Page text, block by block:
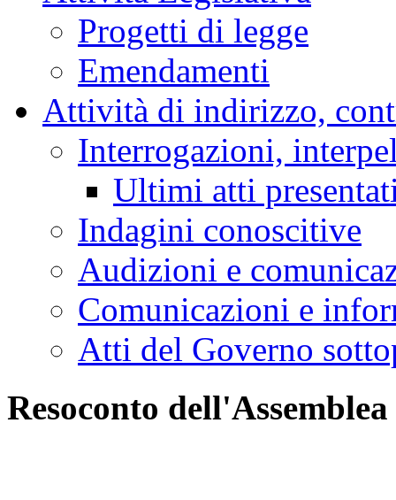
Progetti di legge
Emendamenti
Attività di indirizzo,
Interrogazioni,
Ultimi atti
Indagini conoscitive
Audizioni e
Comunicazioni e
Atti del Governo
Resoconto dell'Assemblea